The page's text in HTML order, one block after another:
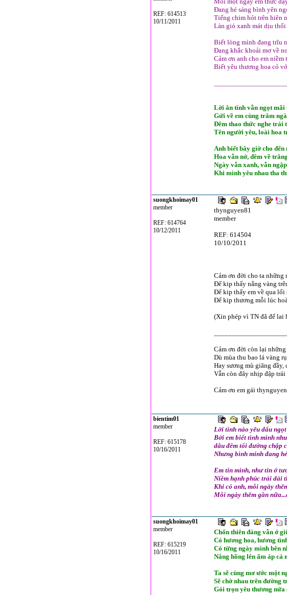
REF: 614513
10/11/2011
Đang hé sáng bình yên
Tiếng chim hót trên hiên
Làn gió xanh mát dịu thổi
Biết lòng mình đang trĩu
Đang khắc khoải mơ về
Cảm ơn anh cho em niềm
Biết yêu thương hoa cỏ
Lời ân tình vẫn ngọt mãi
Gửi về em cùng trăm
Đêm thao thức nghe trái
Tên người yêu, loài hoa
Anh biết bây giờ cho đến
Hoa vẫn nở, đêm về
Ngày vẫn xanh, vẫn
Khi mình yêu nhau tha
suongkhoimay01
member
REF: 614764
10/12/2011
thynguyen81
member
REF: 614504
10/10/2011
Cảm ơn đời cho ta những
Để kip thấy nắng vàng
Để kip thấy em về qua lối
Để kip thương mỗi lúc
(Xin phép vì TN đã để lai
Cảm ơn đời còn lại
Dù mùa thu bao lá vàng
Hay sương mù giăng đầy,
Vẫn còn đây nhịp đập
Cảm ơn em gái
bientim01
member
REF: 615178
10/16/2011
Lời tình nào yêu dấu
Bởi em biết tình mình
dẫu đêm tối đường chập
Nhưng bình minh đang
Em tin mình, như tin ở
Niềm hạnh phúc trải dài
Khi có anh, mỗi ngày
Mỗi ngày thêm gần
suongkhoimay01
member
REF: 615219
10/16/2011
Chốn thiên đàng vẫn ở
Có hương hoa, hương
Có từng ngày mình bên
Nắng hồng lên ấm áp cả
Ta sẽ cùng mơ ước một
Sẽ chờ nhau trên đường
Gói trọn yêu thương nửa